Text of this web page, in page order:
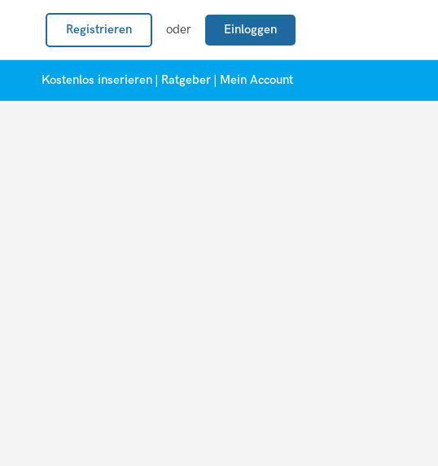
Registrieren oder Einloggen
Kostenlos inserieren Ratgeber Mein Account